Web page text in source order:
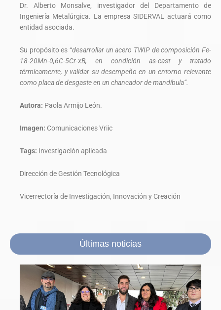
Dr. Alberto Monsalve, investigador del Departamento de
Ingeniería Metalúrgica. La empresa SIDERVAL actuará como
entidad asociada.
Su propósito es “desarrollar un acero TWIP de composición Fe-
18-20Mn-0,6C-5Cr-xB, en condición as-cast y tratado
térmicamente, y validar su desempeño en un entorno relevante
como placa de desgaste en un chancador de mandíbula”.
Autora: Paola Armijo León.
Imagen: Comunicaciones Vriic
Tags: Investigación aplicada
Dirección de Gestión Tecnológica
Vicerrectoría de Investigación, Innovación y Creación
Últimas noticias